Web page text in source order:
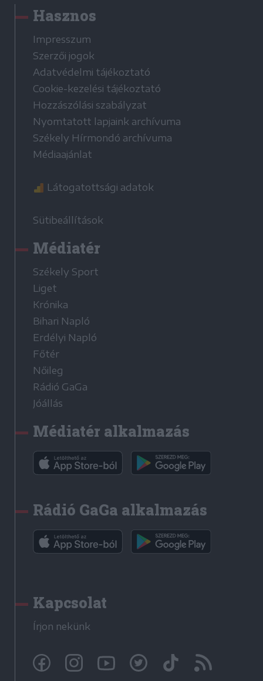
Hasznos
Impresszum
Szerzői jogok
Adatvédelmi tájékoztató
Cookie-kezelési tájékoztató
Hozzászólási szabályzat
Nyomtatott lapjaink archívuma
Székely Hírmondó archívuma
Médiaajánlat
Látogatottsági adatok
Sütibeállítások
Médiatér
Székely Sport
Liget
Krónika
Bihari Napló
Erdélyi Napló
Főtér
Nőileg
Rádió GaGa
Jóállás
Médiatér alkalmazás
Rádió GaGa alkalmazás
Kapcsolat
Írjon nekünk